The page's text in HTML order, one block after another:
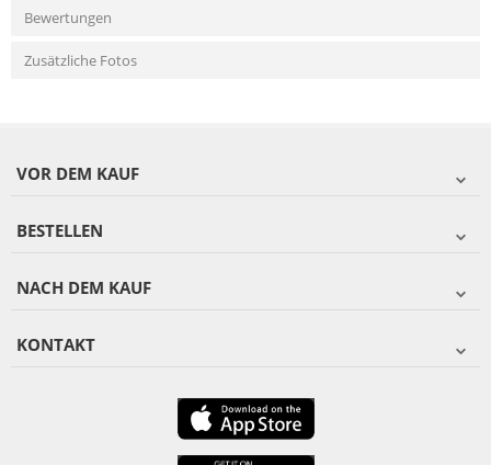
Bewertungen
Zusätzliche Fotos
VOR DEM KAUF
BESTELLEN
NACH DEM KAUF
KONTAKT